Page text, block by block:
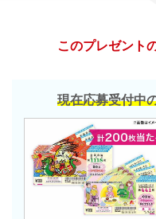
このプレゼント
現在応募受付中